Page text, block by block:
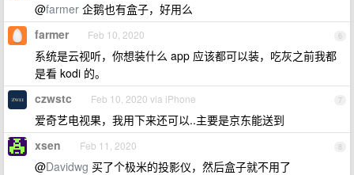
@farmer 企鹅也有盒子，好用么
6
farmer Feb 10, 2020
系统是云视听，你想装什么 app 应该都可以装，吃灰之前我都
是看 kodi 的。
7
czwstc Feb 10, 2020 via iPhone
爱奇艺电视果，我用下来还可以..主要是京东能送到
8
xsen Feb 11, 2020
@Davidwg 买了个极米的投影仪，然后盒子就不用了